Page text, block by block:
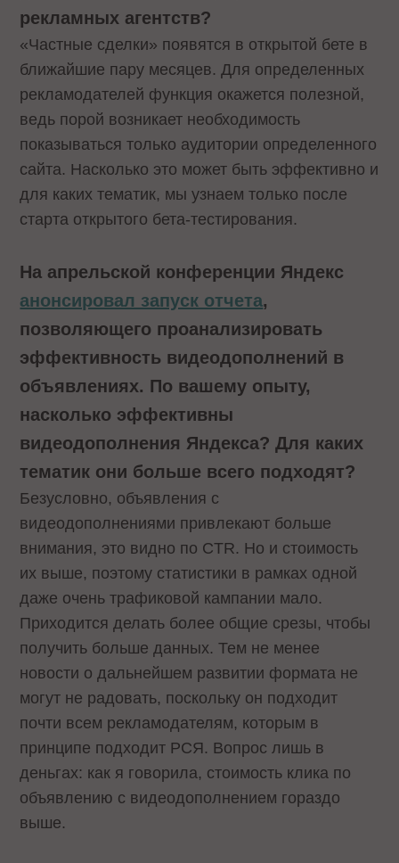
рекламных агентств?
«Частные сделки» появятся в открытой бете в
ближайшие пару месяцев. Для определенных
рекламодателей функция окажется полезной,
ведь порой возникает необходимость
показываться только аудитории определенного
сайта. Насколько это может быть эффективно и
для каких тематик, мы узнаем только после
старта открытого бета-тестирования.
На апрельской конференции Яндекс
анонсировал запуск отчета,
позволяющего проанализировать
эффективность видеодополнений в
объявлениях. По вашему опыту,
насколько эффективны
видеодополнения Яндекса? Для каких
тематик они больше всего подходят?
Безусловно, объявления с
видеодополнениями привлекают больше
внимания, это видно по CTR. Но и стоимость
их выше, поэтому статистики в рамках одной
даже очень трафиковой кампании мало.
Приходится делать более общие срезы, чтобы
получить больше данных. Тем не менее
новости о дальнейшем развитии формата не
могут не радовать, поскольку он подходит
почти всем рекламодателям, которым в
принципе подходит РСЯ. Вопрос лишь в
деньгах: как я говорила, стоимость клика по
объявлению с видеодополнением гораздо
выше.